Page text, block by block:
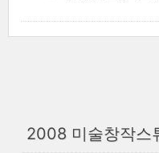
2008 미술창작스